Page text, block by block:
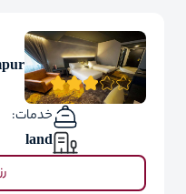
خدمات:
land